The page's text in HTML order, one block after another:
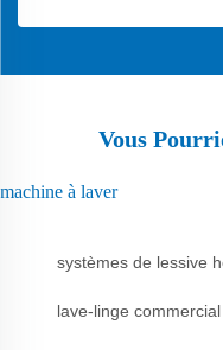
Vous
machine à laver
systèmes de lessive
lave-linge